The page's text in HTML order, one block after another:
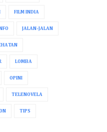
FILM INDIA
JALAN-JALAN
LOMBA
OPINI
TELENOVELA
TIPS